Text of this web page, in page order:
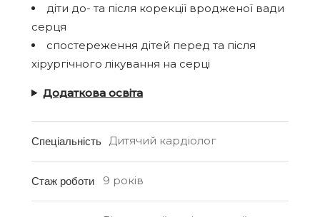
діти до- та після корекції вродженої вади
серця
спостереження дітей перед та після
хірургічного лікування на серці
Додаткова освіта
Спеціальність Дитячий кардіолог
Стаж роботи 9 років